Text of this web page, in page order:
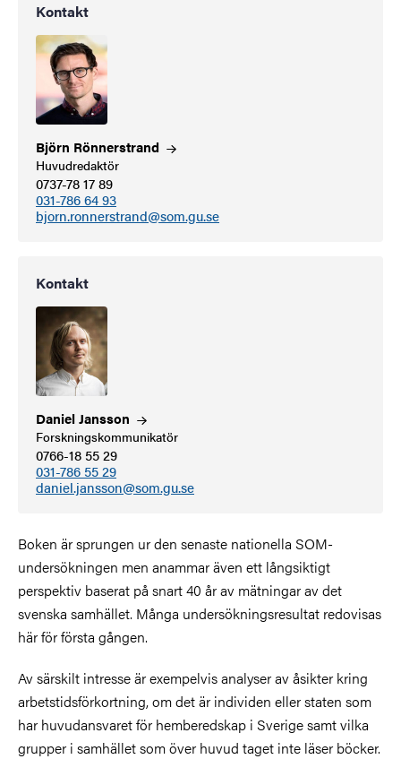
Kontakt
Björn Rönnerstrand
Huvudredaktör
0737-78 17 89
031-786 64 93
bjorn.ronnerstrand@som.gu.se
Kontakt
DanielJansson
Forskningskommunikatör
0766-18 55 29
031-786 55 29
daniel.jansson@som.gu.se
Boken är sprungen ur den senaste nationella SOM-
undersökningen men anammar även ett långsiktigt
perspektiv baserat på snart 40 år av mätningar av det
svenska samhället. Många undersökningsresultat redovisas
här för första gången.
Av särskilt intresse är exempelvis analyser av åsikter kring
arbetstidsförkortning, om det är individen eller staten som
har huvudansvaret för hemberedskap i Sverige samt vilka
grupper i samhället som över huvud taget inte läser böcker.